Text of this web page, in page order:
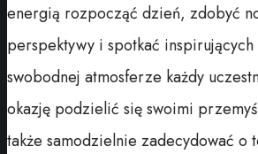
energią rozpocząć dzień, zdobyć
perspektywy i spotkać
swobodnej atmosferze każdy
okazję podzielić się swoimi
także samodzielnie zadecydować o